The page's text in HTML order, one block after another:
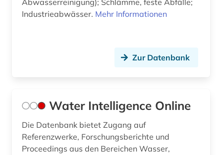
Abwasserreinigung); Schlämme, feste Abfälle;
Industrieabwässer. Mehr Informationen
Zur Datenbank
Water Intelligence Online
Die Datenbank bietet Zugang auf
Referenzwerke, Forschungsberichte und
Proceedings aus den Bereichen Wasser,